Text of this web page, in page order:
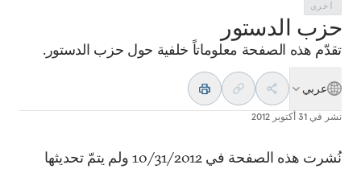
أخرى
حزب الدستور
تقدّم هذه الصفحة معلوماتاً خلفية حول حزب الدستور.
عربي
نشر في 31 أكتوبر 2012
نُشرت هذه الصفحة في 10/31/2012 ولم يتمّ تحديثها